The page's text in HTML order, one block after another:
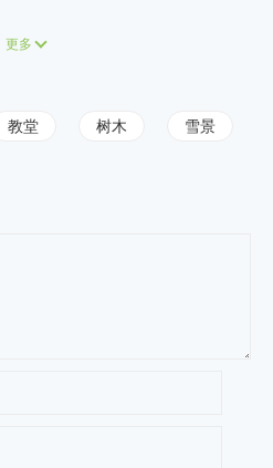
更多
教堂 树木 雪景